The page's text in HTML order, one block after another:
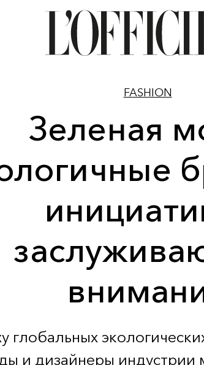
FASHION
Зеленая
глобальных
и дизайнеры